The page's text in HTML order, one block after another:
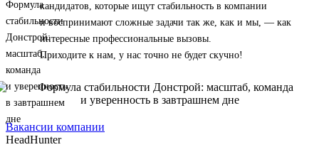
кандидатов, которые ищут стабильность в компании
и воспринимают сложные задачи так же, как и мы, — как
интересные профессиональные вызовы.
Приходите к нам, у нас точно не будет скучно!
Вакансии компании
HeadHunter